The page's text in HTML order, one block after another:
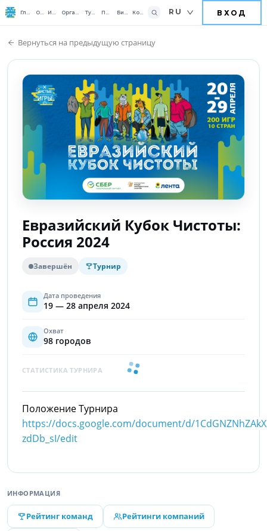
Контакты RU ВХОД
Вернуться на предыдущую страницу
Евразийский Кубок Чистоты:
Россия 2024
Завершён Турнир
Дата проведения
19 — 28 апреля 2024
Охват
98 городов
СТАТИСТИКА ТУРНИРА
Положение Турнира
https://docs.google.com/document/d/
zdDb_sI/edit
ИНФОРМАЦИЯ
Рейтинг команд Рейтинги компаний